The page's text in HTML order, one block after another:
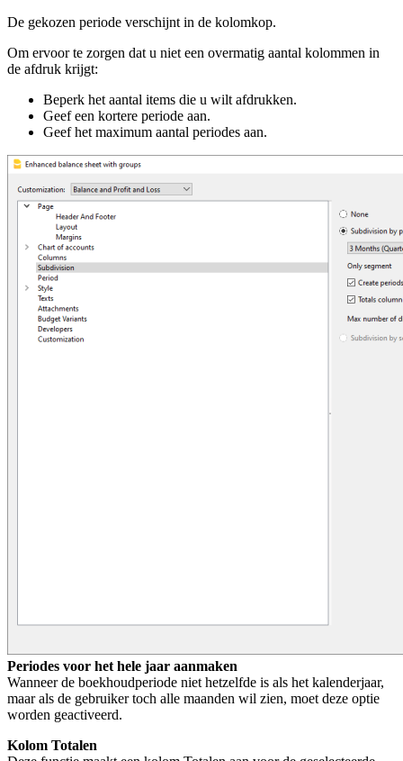
De gekozen periode verschijnt in de kolomkop.
Om ervoor te zorgen dat u niet een overmatig aantal kolommen in
de afdruk krijgt:
Beperk het aantal items die u wilt afdrukken.
Geef een kortere periode aan.
Geef het maximum aantal periodes aan.
Periodes voor het hele jaar aanmaken
Wanneer de boekhoudperiode niet hetzelfde is als het kalenderjaar,
maar als de gebruiker toch alle maanden wil zien, moet deze optie
worden geactiveerd.
Kolom Totalen